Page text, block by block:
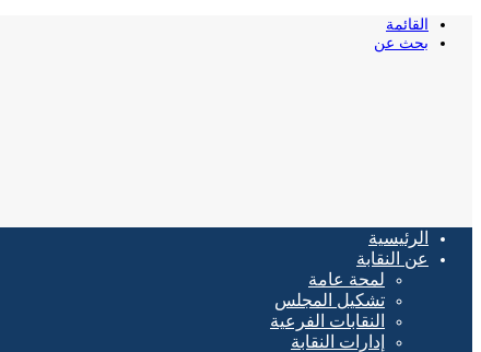
القائمة
بحث عن
الرئيسية
عن النقابة
لمحة عامة
تشكيل المجلس
النقابات الفرعية
إدارات النقابة